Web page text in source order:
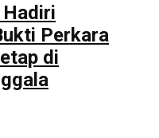
Perkara
di